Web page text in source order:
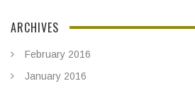
ARCHIVES
February 2016
January 2016